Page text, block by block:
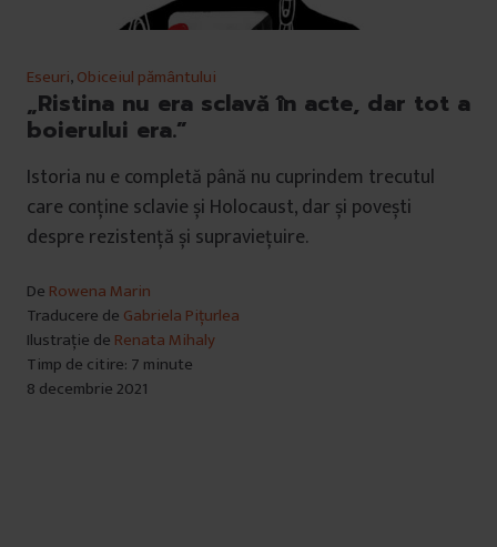
Eseuri,Obiceiul pământului
„Ristina nu era sclavă în acte, dar tot a
boierului era.”
Istoria nu e completă până nu cuprindem trecutul
care conține sclavie și Holocaust, dar și povești
despre rezistență și supraviețuire.
De Rowena Marin
Traducere de Gabriela Pițurlea
Ilustrație de Renata Mihaly
Timp de citire: 7 minute
8 decembrie 2021